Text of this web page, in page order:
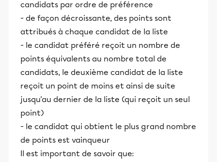
candidats par ordre de préférence
- de façon décroissante, des points sont
attribués à chaque candidat de la liste
- le candidat préféré reçoit un nombre de
points équivalents au nombre total de
candidats, le deuxième candidat de la liste
reçoit un point de moins et ainsi de suite
jusqu'au dernier de la liste (qui reçoit un seul
point)
- le candidat qui obtient le plus grand nombre
de points est vainqueur
Il est important de savoir que: